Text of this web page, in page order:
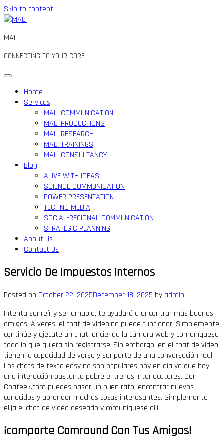
Skip to content
MALI
CONNECTING TO YOUR CORE
Home
Services
MALI COMMUNICATION
MALI PRODUCTIONS
MALI RESEARCH
MALI TRAININGS
MALI CONSULTANCY
Blog
ALIVE WITH IDEAS
SCIENCE COMMUNICATION
POWER PRESENTATION
TECHNO MEDIA
SOCIAL-REGIONAL COMMUNICATION
STRATEGIC PLANNING
About Us
Contact Us
Servicio De Impuestos Internos
Posted on October 22, 2025December 18, 2025 by admin
Intenta sonreír y ser amable, te ayudará a encontrar más buenos
amigos. A veces, el chat de video no puede funcionar. Simplemente
continúe y ejecute un chat, encienda la cámara web y comuníquese
todo lo que quiera sin registrarse. Sin embargo, en el chat de video
tienen la capacidad de verse y ser parte de una conversación real.
Los chats de texto easy no son populares hoy en día ya que hay
una interacción bastante pobre entre los interlocutores. Con
Chateek.com puedes pasar un buen rato, encontrar nuevos
conocidos y aprender muchas cosas interesantes. Simplemente
elija el chat de video deseado y comuníquese allí.
¡comparte Camround Con Tus Amigos!